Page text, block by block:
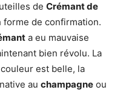
de Crémant de
de confirmation.
a eu mauvaise
bien révolu. La
est belle, la
au champagne ou